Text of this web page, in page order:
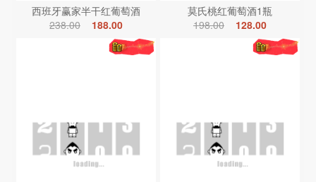
西班牙赢家半干红葡萄酒
238.00
188.00
莫氏桃红葡萄酒1瓶
198.00
128.00